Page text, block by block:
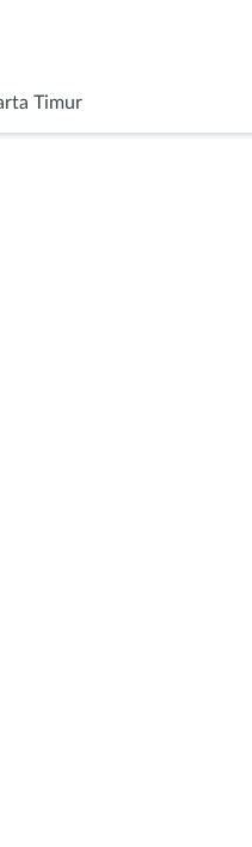
Timur